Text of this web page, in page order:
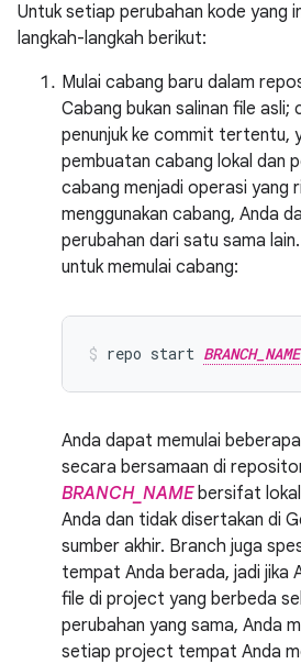
Untuk setiap perubahan kode yang
langkah-langkah berikut:
Mulai cabang baru dalam
Cabang bukan salinan file asli;
penunjuk ke commit tertentu,
pembuatan cabang lokal dan
cabang menjadi operasi yang
menggunakan cabang, Anda
perubahan dari satu sama
untuk memulai cabang:
repo start BRANCH_NAME
Anda dapat memulai
secara bersamaan di
BRANCH_NAMEbersifat lokal
Anda dan tidak disertakan di
sumber akhir. Branch juga
tempat Anda berada, jadi jika
file di project yang berbeda
perubahan yang sama, Anda
setiap project tempat Anda